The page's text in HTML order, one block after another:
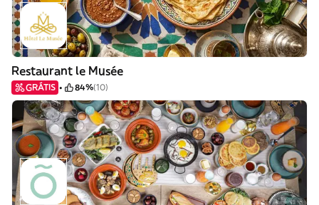
Restaurant le Musée
GRÁTIS 84%(10)